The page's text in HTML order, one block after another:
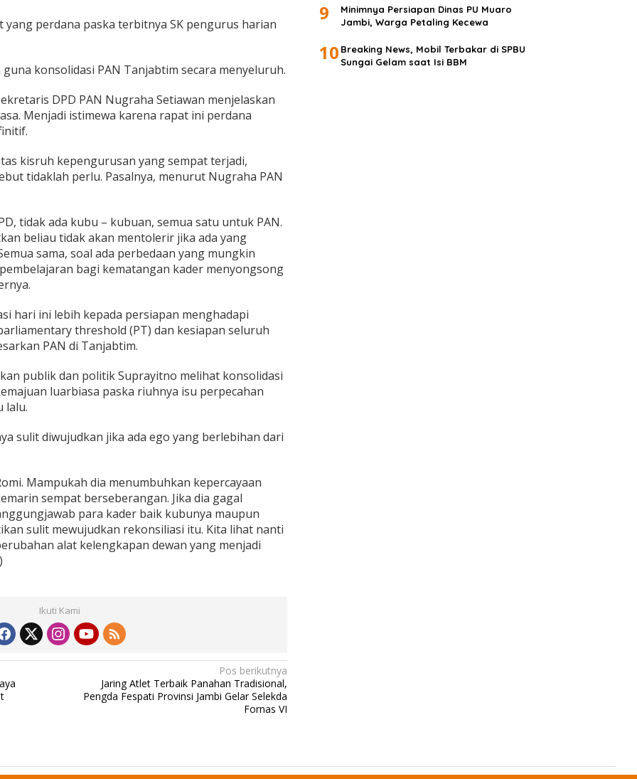
perdana paska terbitnya SK pengurus harian
konsolidasi PAN Tanjabtim secara menyeluruh.
DPD PAN Nugraha Setiawan menjelaskan
Menjadi istimewa karena rapat ini perdana
kisruh kepengurusan yang sempat terjadi,
tidaklah perlu. Pasalnya, menurut Nugraha PAN
tidak ada kubu – kubuan, semua satu untuk PAN.
beliau tidak akan mentolerir jika ada yang
sama, soal ada perbedaan yang mungkin
bagi kematangan kader menyongsong
hari ini lebih kepada persiapan menghadapi
threshold (PT) dan kesiapan seluruh
PAN di Tanjabtim.
publik dan politik Suprayitno melihat konsolidasi
luarbiasa paska riuhnya isu perpecahan
lalu.
sulit diwujudkan jika ada ego yang berlebihan dari
Mampukah dia menumbuhkan kepercayaan
sempat berseberangan. Jika dia gagal
para kader baik kubunya maupun
sulit mewujudkan rekonsiliasi itu. Kita lihat nanti
alat kelengkapan dewan yang menjadi
Ikuti Kami
Pos berikutnya
Jaring Atlet Terbaik Panahan Tradisional,
Pengda Fespati Provinsi Jambi Gelar Selekda
Fornas VI
9
Minimnya Persiapan Dinas PU Muaro
Jambi, Warga Petaling Kecewa
10 Breaking News, Mobil Terbakar di SPBU
Sungai Gelam saat Isi BBM